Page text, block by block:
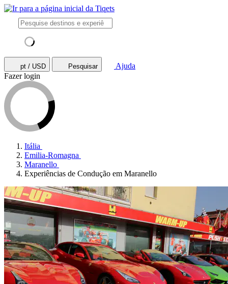
pt / USD Pesquisar
Ajuda
Fazer login
Itália
Emilia-Romagna
Maranello
Experiências de Condução em Maranello